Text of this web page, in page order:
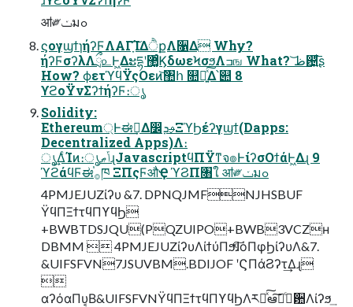
ॴ༗ݖมߋ
ϛογϣϯɿήʔϜΛΑΓָ͠ΊΔੈքΛ૑Δ Why?
ήʔϜσʔλΛྲྀ௨Ͱ͖Δະདྷʹ޲͚ͨϏδωεϞσϧΛߏங What? ͝ظ଴͍ͩ͘͞ʂ
How? ϕετϓϥΫςΟεͷ͝঺հ ௚໘͍ͯ͠Δ՝୊ 8
ϒϩοΫνΣʔϯήʔϜ։ൃ
Solidity:
Ethereum্Ͱಈ࡞͢Δ෼ࢄܕΞϓϦέʔγϣϯ(Dapps:
Decentralized Apps)Λ։
ൃ͢ΔͨΊͷ։ൃݴޠɻJavascriptϥΠΫͳจ๏ͰίʔσΟϯάͰ͖Δɻ 9
ϓϩάϥϜಈ࡞֓ཁ ΞΠςϜऔҾ ϓϨΠ৘ใ ॴ༗ݖมߋ
4PMJEJUZίʔυ &7. DPNQJMFNJHSBUF
ΫϥΠΞϯτϥΠϒϥϦ
+BWBTDSJQU(PQZUIPO+BWB3VCZʜ
DBMM  4PMJEJUZίʔυΛίϯύΠϧͯ͠ɺόΠφϦίʔυΛ&7.
&UIFSFVN7JSUVBM.BDIJOF ʹϚΠάϨʔτ͢Δɻ

αʔόαΠυ͔Β&UIFSFVNΫϥΠΞϯτϥΠϒϥϦΛར༻ͯ͠ఆٛͨؔ͠਺Λίʔϧ͢